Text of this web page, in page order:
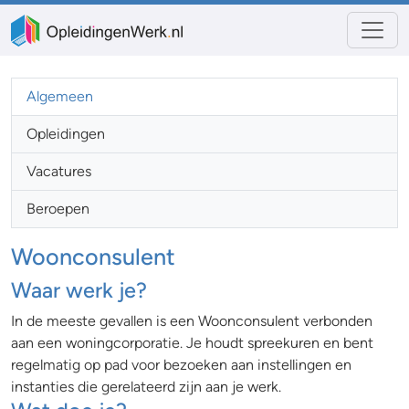
Algemeen
Opleidingen
Vacatures
Beroepen
Woonconsulent
Waar werk je?
In de meeste gevallen is een Woonconsulent verbonden
aan een woningcorporatie. Je houdt spreekuren en bent
regelmatig op pad voor bezoeken aan instellingen en
instanties die gerelateerd zijn aan je werk.